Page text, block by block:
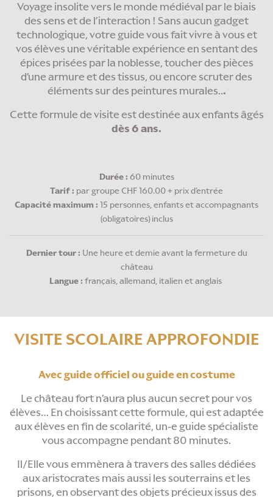
Voyage insolite vers le monde médiéval par le biais
des sens et de l’interaction ! Sans aucun gadget
technologique, votre guide vous fait vivre à vous et
vos élèves une véritable expérience en sentant des
épices prisées par la noblesse, toucher des pièces
d’une armure et des tissus, ou encore scruter des
éléments sur des peintures murales...
Cette formule de visite est destinée aux enfants âgés
dès 6 ans.
Durée : 60 minutes
Tarif : par groupe CHF 160.00 + prix d’entrée
Capacité maximum : 15 personnes, enfants et accompagnants
(obligatoires) inclus
Dernier tour : Une heure et demie avant la fermeture du
château
Langue : français, allemand, italien et anglais
VISITE SCOLAIRE APPROFONDIE
Avecguide officiel ou guide en costume
Le château fort n’aura plus aucun secret pour vos
élèves… En choisissant cette formule, qui est adaptée
aux élèves en fin de scolarité, un-e guide spécialiste
vous accompagne pendant 80 minutes.
Il/Elle vous emmènera à travers des salles dédiées
aux aristocrates mais aussi les souterrains et les
prisons, en observant des objets précieux issus des